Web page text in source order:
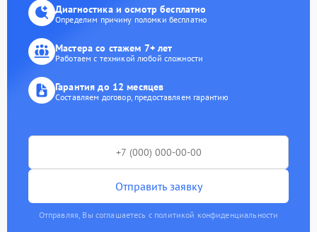
Диагностика и осмотр бесплатно
Определим причину поломки бесплатно
Мастера со стажем 7+ лет
Работаем с техникой любой сложности
Гарантия до 12 месяцев
Составляем договор, предоставляем гарантию
Отправить заявку
Отправляя, Вы соглашаетесь с политикой конфиденциальности